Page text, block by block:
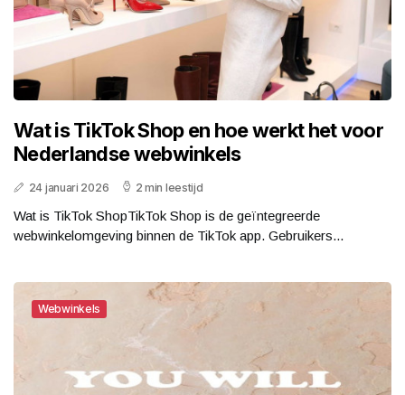
Wat is TikTok Shop en hoe werkt het voor
Nederlandse webwinkels
24 januari 2026 2 min leestijd
Wat is TikTok ShopTikTok Shop is de geïntegreerde
webwinkelomgeving binnen de TikTok app. Gebruikers...
Webwinkels